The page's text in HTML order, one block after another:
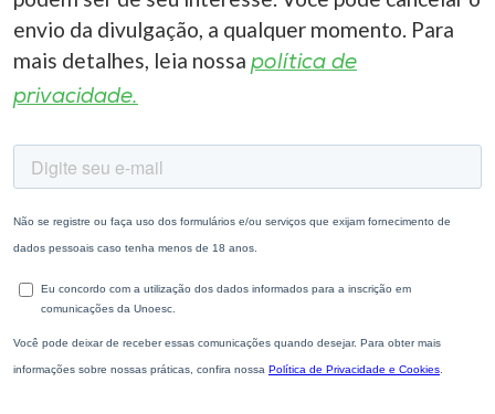
envio da divulgação, a qualquer momento. Para
mais detalhes, leia nossa política de
privacidade.